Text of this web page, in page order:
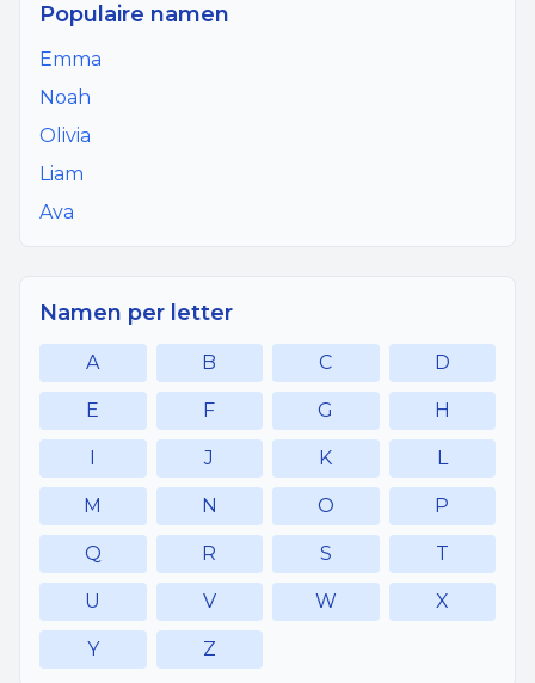
Populaire namen
Emma
Noah
Olivia
Liam
Ava
Namen per letter
A B C D
E F G H
I J K L
M N O P
Q R S T
U V W X
Y Z